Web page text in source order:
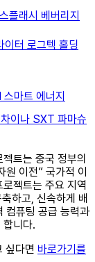
플래시 베버리지
이터 로그텍 홀딩
마트 에너지
이나 SXT 파마슈
트는 중국 정부의
이전” 국가적 이
젝트는 주요 지역
하고, 신속하게 배
컴퓨팅 공급 능력과
합니다.
싶다면 바로가기를